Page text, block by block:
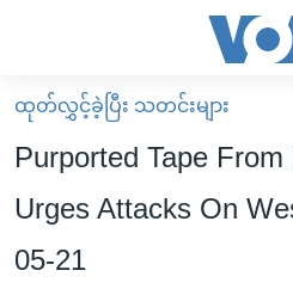
လွယ်ကူ
စေ
သည့်
Link
များ
မူလစာမျက်နှာ
မြန်မာ
ကမ္ဘာ့သတင်းများ
နိုင်ငံတကာ
ဗွီဒီယို
ထုတ်လွှင့်ခဲ့ပြီး သတင်းများ
Purported Tape
Urges Attacks On
05-21